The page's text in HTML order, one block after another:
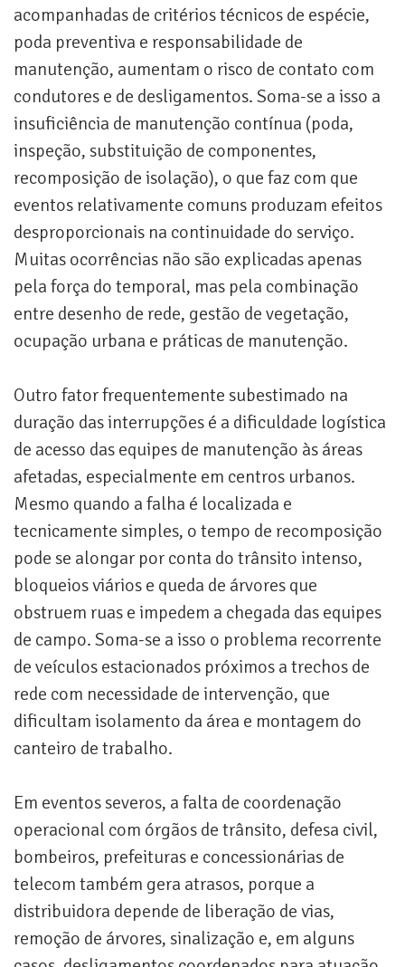
acompanhadas de critérios técnicos de espécie,
poda preventiva e responsabilidade de
manutenção, aumentam o risco de contato com
condutores e de desligamentos. Soma-se a isso a
insuficiência de manutenção contínua (poda,
inspeção, substituição de componentes,
recomposição de isolação), o que faz com que
eventos relativamente comuns produzam efeitos
desproporcionais na continuidade do serviço.
Muitas ocorrências não são explicadas apenas
pela força do temporal, mas pela combinação
entre desenho de rede, gestão de vegetação,
ocupação urbana e práticas de manutenção.
Outro fator frequentemente subestimado na
duração das interrupções é a dificuldade logística
de acesso das equipes de manutenção às áreas
afetadas, especialmente em centros urbanos.
Mesmo quando a falha é localizada e
tecnicamente simples, o tempo de recomposição
pode se alongar por conta do trânsito intenso,
bloqueios viários e queda de árvores que
obstruem ruas e impedem a chegada das equipes
de campo. Soma-se a isso o problema recorrente
de veículos estacionados próximos a trechos de
rede com necessidade de intervenção, que
dificultam isolamento da área e montagem do
canteiro de trabalho.
Em eventos severos, a falta de coordenação
operacional com órgãos de trânsito, defesa civil,
bombeiros, prefeituras e concessionárias de
telecom também gera atrasos, porque a
distribuidora depende de liberação de vias,
remoção de árvores, sinalização e, em alguns